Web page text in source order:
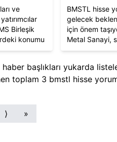
ve
Birleşik
konumu
dikkat
BMSTL hisse
gelecek
için önem
Metal Sanayi,
ve finansal
haber başlıkları yukarda
toplam 3 bmstl hisse
⟩ »